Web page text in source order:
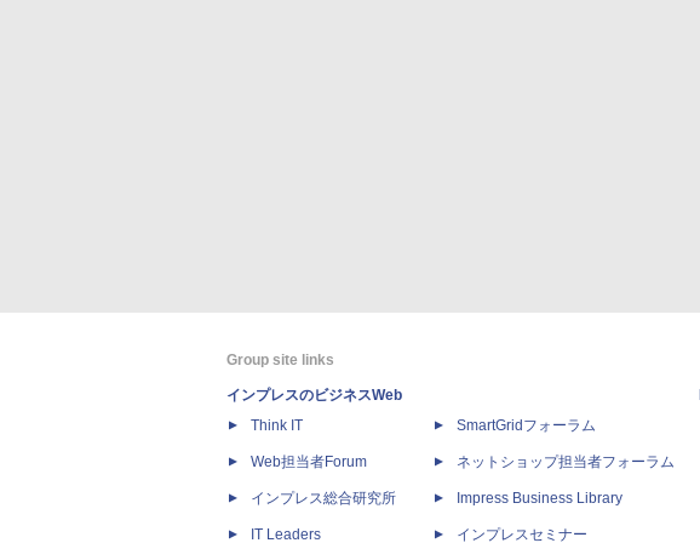
Group site links
インプレスのビジネスWeb
Think IT
Web担当者Forum
インプレス総合研究所
IT Leaders
SmartGridフォーラム
ネットショップ担当者フォーラム
Impress Business Library
インプレスセミナー